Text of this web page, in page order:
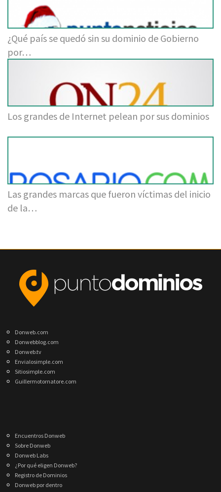
¿Qué país se quedó sin su dominio de Gobierno
por…
Los grandes de Internet pelean por sus dominios
Las grandes marcas que fueron víctimas del inicio
de la…
Donweb.com
Donwebblog.com
Donweb.tv
Envialosimple.com
Sitiosimple.com
Guillermotornatore.com
Encuentros Donweb
Sobre Donweb
Donweb Labs
¿Por qué eligen Donweb?
Registro de Dominios
Donweb por dentro